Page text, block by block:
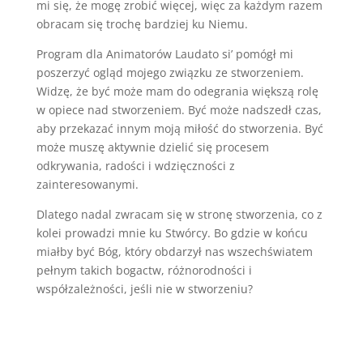
mi się, że mogę zrobić więcej, więc za każdym razem
obracam się trochę bardziej ku Niemu.
Program dla Animatorów Laudato si’ pomógł mi
poszerzyć ogląd mojego związku ze stworzeniem.
Widzę, że być może mam do odegrania większą rolę
w opiece nad stworzeniem. Być może nadszedł czas,
aby przekazać innym moją miłość do stworzenia. Być
może muszę aktywnie dzielić się procesem
odkrywania, radości i wdzięczności z
zainteresowanymi.
Dlatego nadal zwracam się w stronę stworzenia, co z
kolei prowadzi mnie ku Stwórcy. Bo gdzie w końcu
miałby być Bóg, który obdarzył nas wszechświatem
pełnym takich bogactw, różnorodności i
współzależności, jeśli nie w stworzeniu?